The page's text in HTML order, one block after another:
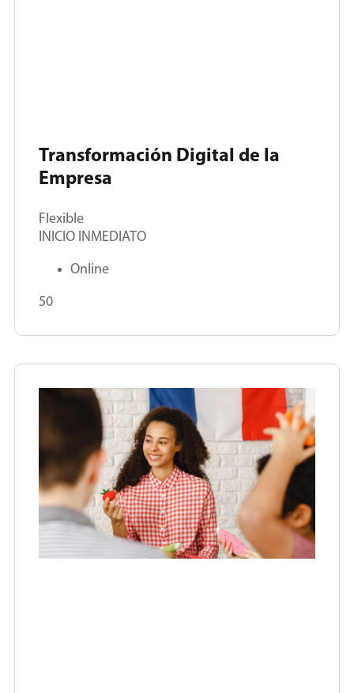
Transformación Digital de la
Empresa
Flexible
INICIO INMEDIATO
Online
50